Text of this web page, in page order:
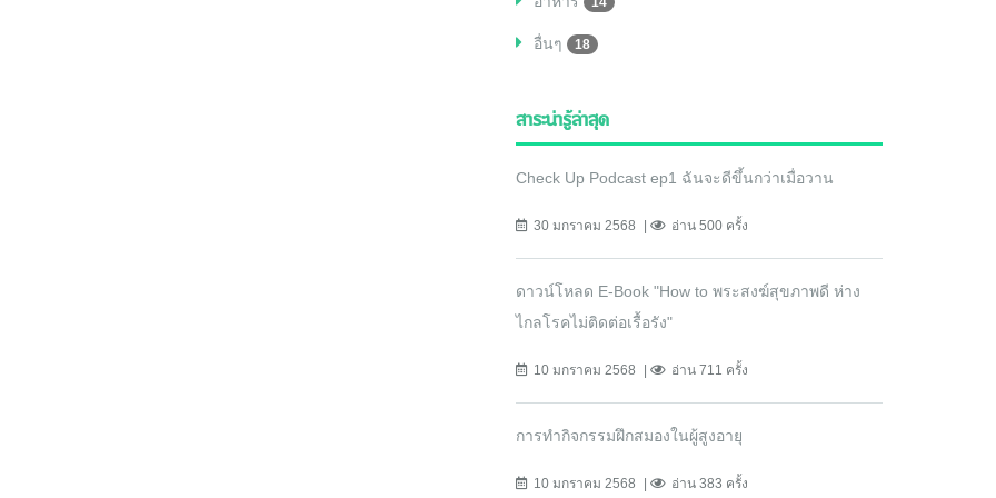
อื่นๆ 18
สาระน่ารู้ล่าสุด
Check Up Podcast ep1 ฉันจะดีขึ้นกว่าเมื่อวาน
30 มกราคม 2568 อ่าน 500 ครั้ง
ดาวน์โหลด E-Book "How to พระสงฆ์สุขภาพดี ห่าง
ไกลโรคไม่ติดต่อเรื้อรัง"
10 มกราคม 2568 อ่าน 711 ครั้ง
การทำกิจกรรมฝึกสมองในผู้สูงอายุ
10 มกราคม 2568 อ่าน 383 ครั้ง